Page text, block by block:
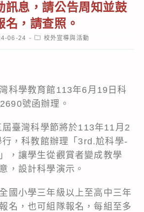
訊息，請公告周知並鼓
名，請查照。
06-24
Post校外宣導與活動
科學教育館113年6月19日科
號函辦理。
臺灣科學節將於113年11月2
行，科教館辦理「3rd.尬科學-
，讓學生從觀賞者變成教學
，設計科學演示。
國小學三年級以上至高中三年
名，也可組隊報名，每組至多